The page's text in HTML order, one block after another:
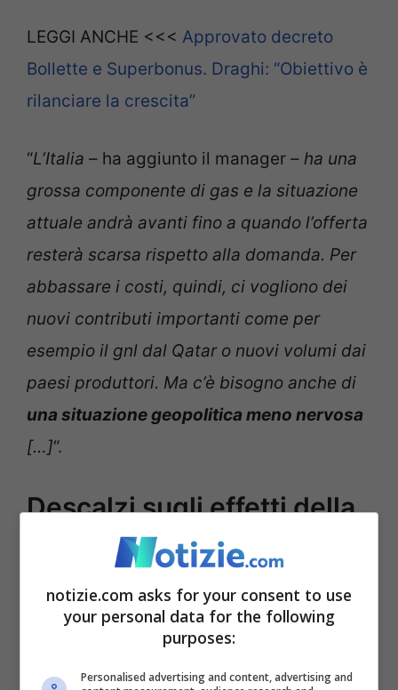
LEGGI ANCHE <<< Approvato decreto
Bollette e Superbonus. Draghi: “Obiettivo è
rilanciare la crescita”
“L’Italia – ha aggiunto il manager – ha una
grossa componente di gas e la situazione
attuale andrà avanti fino a quando l’offerta
resterà scarsa rispetto alla domanda. Per
abbassare i costi, quindi, ci vogliono dei
nuovi contributi importanti come per
esempio il gnl dal Qatar o nuovi volumi dai
paesi produttori. Ma c’è bisogno anche di
una situazione geopolitica meno nervosa
[…]“.
Descalzi sugli effetti della
guerra in Ucraina sui
prezzi di gas e petrolio
notizie.com asks for your consent to use
your personal data for the following
purposes:
Personalised advertising and content, advertising and